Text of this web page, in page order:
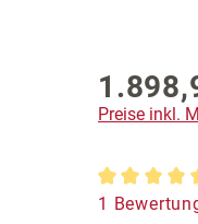
Preise inkl.
1